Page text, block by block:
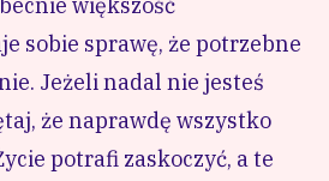
sobie sprawę, że potrzebne
Jeżeli nadal nie jesteś
że naprawdę wszystko
potrafi zaskoczyć, a te